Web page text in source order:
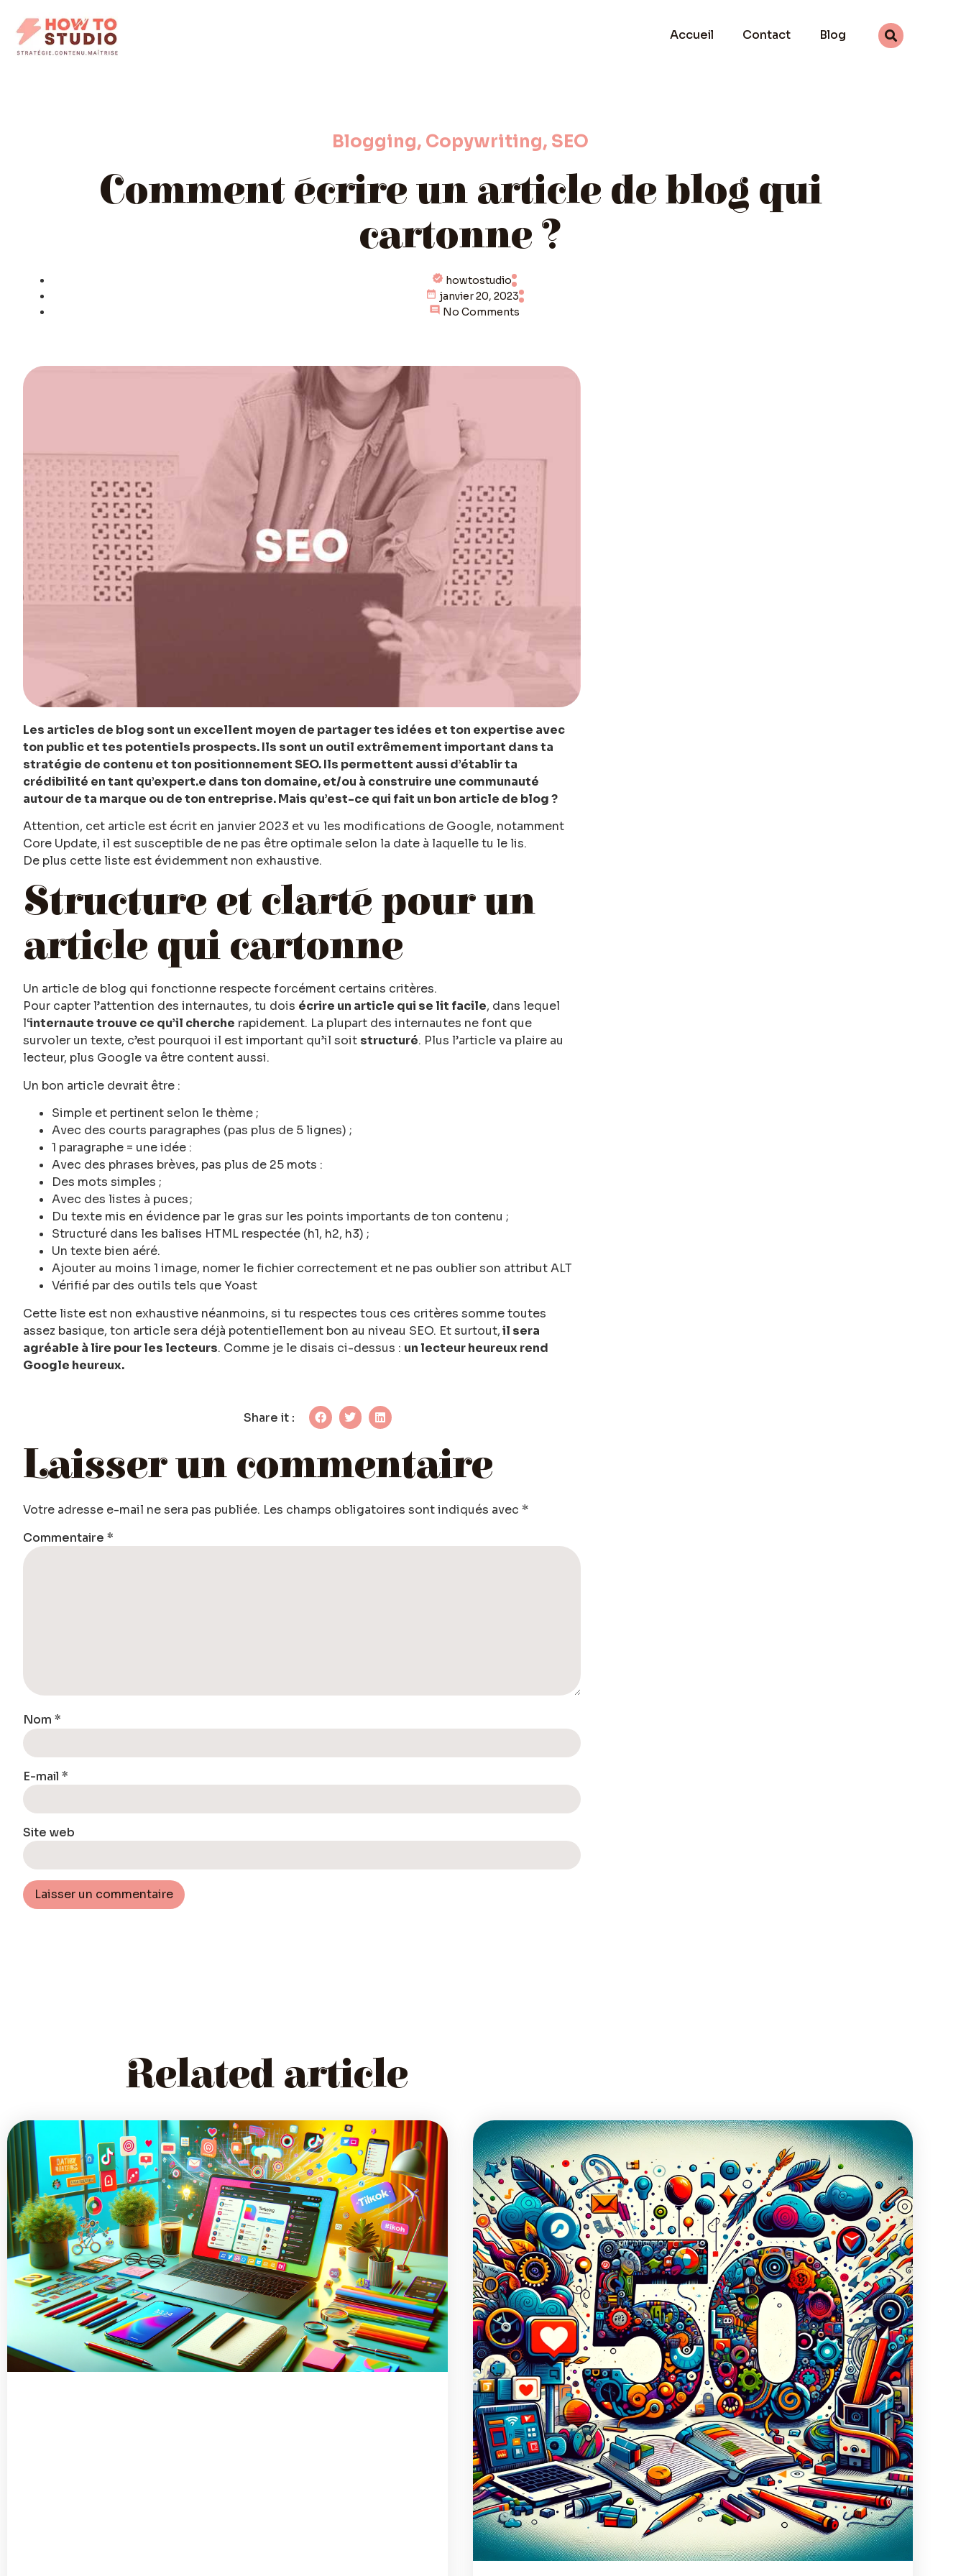
Accueil Contact Blog
Blogging, Copywriting, SEO
Comment écrire un article de blog qui
cartonne ?
howtostudio
janvier 20, 2023
No Comments
Les articles de blog sont un excellent moyen de partager tes idées et ton expertise avec
ton public et tes potentiels prospects. Ils sont un outil extrêmement important dans ta
stratégie de contenu et ton positionnement SEO. Ils permettent aussi d’établir ta
crédibilité en tant qu’expert.e dans ton domaine, et/ou à construire une communauté
autour de ta marque ou de ton entreprise. Mais qu’est-ce qui fait un bon article de blog ?
Attention, cet article est écrit en janvier 2023 et vu les modifications de Google, notamment
Core Update, il est susceptible de ne pas être optimale selon la date à laquelle tu le lis.
De plus cette liste est évidemment non exhaustive.
Structure et clarté pour un
article qui cartonne
Un article de blog qui fonctionne respecte forcément certains critères.
Pour capter l’attention des internautes, tu dois écrire un article qui se lit facile, dans lequel
l‘internaute trouve ce qu’il cherche rapidement. La plupart des internautes ne font que
survoler un texte, c’est pourquoi il est important qu’il soit structuré. Plus l’article va plaire au
lecteur, plus Google va être content aussi.
Un bon article devrait être :
Simple et pertinent selon le thème ;
Avec des courts paragraphes (pas plus de 5 lignes) ;
1 paragraphe = une idée :
Avec des phrases brèves, pas plus de 25 mots :
Des mots simples ;
Avec des listes à puces ;
Du texte mis en évidence par le gras sur les points importants de ton contenu ;
Structuré dans les balises HTML respectée (h1, h2, h3) ;
Un texte bien aéré.
Ajouter au moins 1 image, nomer le fichier correctement et ne pas oublier son attribut ALT
Vérifié par des outils tels que Yoast
Cette liste est non exhaustive néanmoins, si tu respectes tous ces critères somme toutes
assez basique, ton article sera déjà potentiellement bon au niveau SEO. Et surtout,il sera
agréable à lire pour les lecteurs. Comme je le disais ci-dessus : un lecteur heureux rend
Google heureux.
Share it :
Laisser un commentaire
Votre adresse e-mail ne sera pas publiée. Les champs obligatoires sont indiqués avec *
Commentaire *
Nom *
E-mail *
Site web
Related article